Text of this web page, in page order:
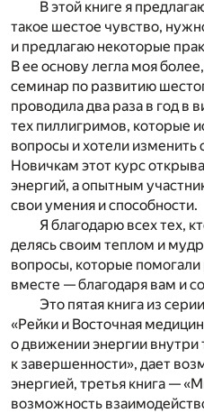
В этой книге я
такое шестое чувство,
и предлагаю некоторые
В ее основу легла моя
семинар по развитию
проводила два раза в год в
тех пиллигримов, которые
вопросы и хотели изменить
Новичкам этот курс
энергий, а опытным
свои умения и способности.
Я благодарю всех тех,
делясь своим теплом и
вопросы, которые помогали
вместе — благодаря вам и
Это пятая книга из
«Рейки и Восточная
о движении энергии внутри
к завершенности», дает
энергией, третья книга —
возможность